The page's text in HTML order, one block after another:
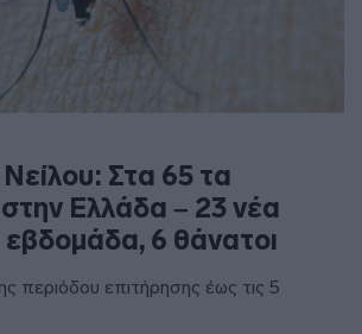
Νείλου: Στα 65 τα
Ελλάδα – 23 νέα
εβδομάδα, 6 θάνατοι
περιόδου επιτήρησης έως τις 5